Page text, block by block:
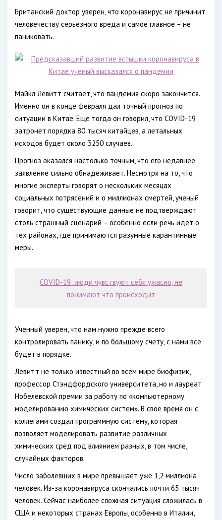
Британский доктор уверен, что коронавирус не причинит
человечеству серьезного вреда и самое главное – не
паниковать.
Майкл Левитт считает, что пандемия скоро закончится.
Именно он в конце февраля дал точный прогноз по
ситуации в Китае. Еще тогда он говорил, что COVID-19
затронет порядка 80 тысяч китайцев, а летальных
исходов будет около 3250 случаев.
Прогноз оказался настолько точным, что его недавнее
заявление сильно обнадеживает. Несмотря на то, что
многие эксперты говорят о нескольких месяцах
социальных потрясений и о миллионах смертей, ученый
говорит, что существующие данные не подтверждают
столь страшный сценарий – особенно если речь идет о
тех районах, где принимаются разумные карантинные
меры.
COVID-19: люди чувствуют себя ужасно, не
понимают что происходит
Ученный уверен, что нам нужно прежде всего
контролировать панику, и по большому счету, с нами все
будет в порядке.
Левитт не только известный во всем мире биофизик,
профессор Стэндфордского университета, но и лауреат
Нобелевской премии за работу по «компьютерному
моделированию химических систем». В свое время он с
коллегами создал программную систему, которая
позволяет моделировать развитие различных
химических сред под влиянием разных, в том числе,
случайных факторов.
Число заболевших в мире превышает уже 1,2 миллиона
человек. Из-за коронавируса скончались почти 65 тысяч
человек. Сейчас наиболее сложная ситуация сложилась в
США и некоторых странах Европы, особенно в Италии,